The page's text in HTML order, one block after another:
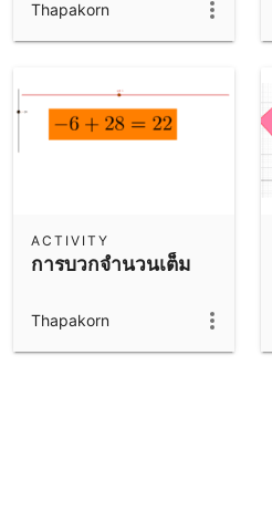
Thapakorn
การบวกจำนวนเต็ม
ACTIVITY
Thapakorn